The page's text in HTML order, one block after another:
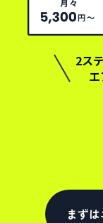
2ス
まず